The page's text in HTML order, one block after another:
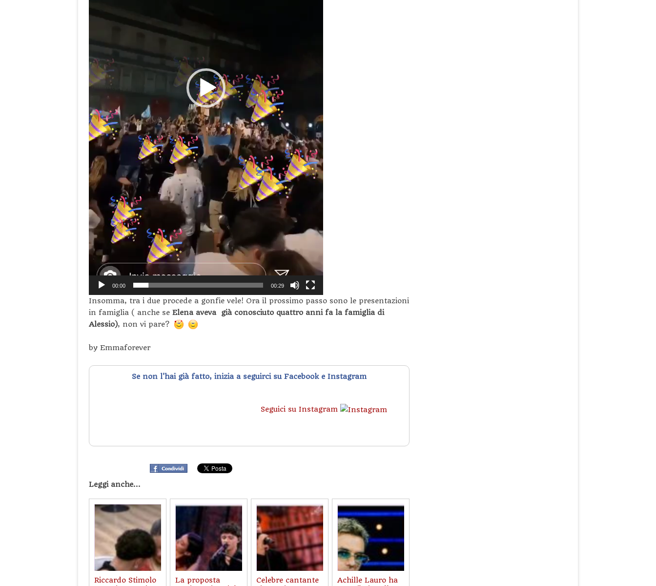
00:00 00:29
Insomma, tra i due procede a gonfie vele! Ora il prossimo passo sono le presentazioni
in famiglia ( anche se Elena aveva già conosciuto quattro anni fa la famiglia di
Alessio), non vi pare?
by Emmaforever
Se non l'hai già fatto, inizia a seguirci su Facebook e Instagram
Seguici su Instagram
Leggi anche...
Riccardo Stimolo
La proposta
Celebre cantante
Achille Lauro ha